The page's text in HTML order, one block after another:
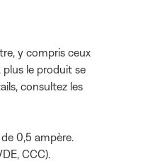
y compris ceux
le produit se
consultez les
0,5 ampère.
CCC).